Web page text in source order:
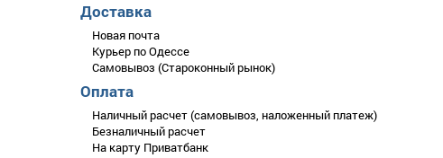
Доставка
Новая почта
Курьер по Одессе
Самовывоз (Староконный рынок)
Оплата
Наличный расчет (самовывоз, наложенный платеж)
Безналичный расчет
На карту Приватбанк